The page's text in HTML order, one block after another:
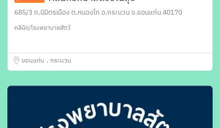
685/3 ถ.นิมิตรเมือง ต.หนองโก อ.กระนวน จ.ขอนแก่น 40170
คลินิก/โรงพยาบาลสัตว์
ขอนแก่น กระนวน